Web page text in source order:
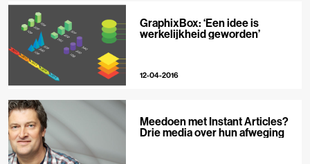
GraphixBox: ‘Een idee is
werkelijkheid geworden’
12-04-2016
Meedoen met Instant Articles?
Drie media over hun afweging